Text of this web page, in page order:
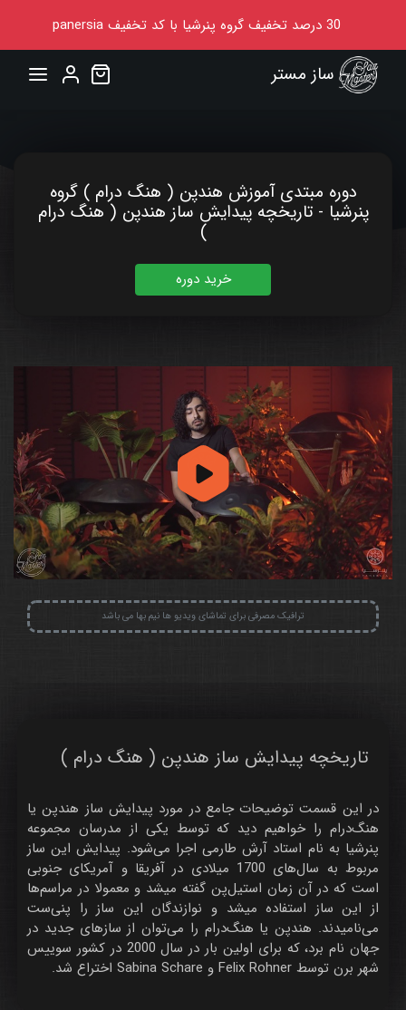
30 درصد تخفیف گروه پنرشیا با کد تخفیفpanersia
ساز مستر
دوره مبتدی آموزش هندپن ( هنگ درام ) گروه
پنرشیا - تاریخچه پیدایش ساز هندپن ( هنگ درام
)
خرید دوره
ترافیک مصرفی برای تماشای ویدیو ها نیم بها می باشد
تاریخچه پیدایش ساز هندپن ( هنگ درام )
در این قسمت توضیحات جامع در مورد پیدایش ساز هندپن یا
هنگ‌درام را خواهیم دید که توسط یکی از مدرسان مجموعه
پنرشیا به نام استاد آرش طارمی اجرا می‌شود. پیدایش این ساز
مربوط به سال‌های 1700 میلادی در آفریقا و آمریکای جنوبی
است که در آن زمان استیل‌پن گفته میشد و معمولا در مراسم‌ها
از این ساز استفاده میشد و نوازندگان این ساز را پنی‌ست
می‌نامیدند. هندپن یا هنگ‌درام را می‌توان از سازهای جدید در
جهان نام برد، که برای اولین بار در سال 2000 در کشور سوییس
شهر برن توسط Felix Rohner و Sabina Schare اختراع شد.